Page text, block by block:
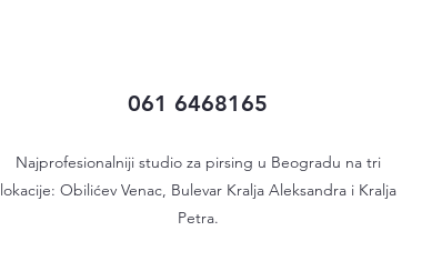
061 6468165
Najprofesionalniji studio za pirsing u Beogradu na tri
lokacije: Obilićev Venac, Bulevar Kralja Aleksandra i Kralja
Petra.